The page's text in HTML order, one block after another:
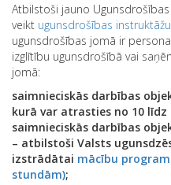
Atbilstoši jauno
veikt ugunsdrošības instruktāžu
ugunsdrošības jomā ir
izglītību ugunsdrošībā vai
jomā:
saimnieciskās darbības
kurā var atrasties no 10 līdz
saimnieciskās darbības
– atbilstoši Valsts
izstrādātai mācību
stundām);